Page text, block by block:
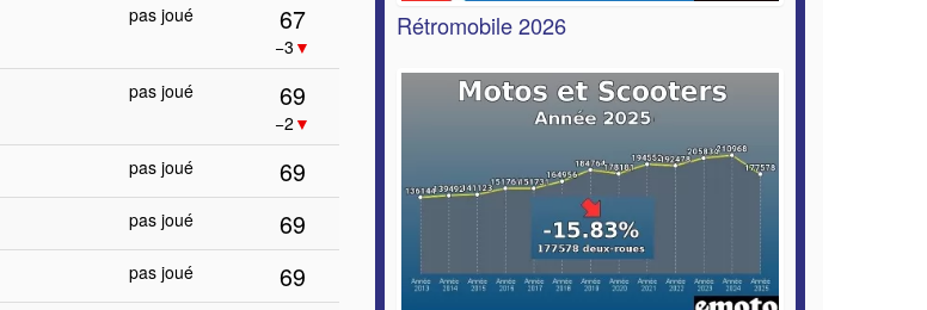
pas joué 67
−3 ▼
pas joué 69
−2 ▼
pas joué 69
pas joué 69
pas joué 69
Rétromobile 2026